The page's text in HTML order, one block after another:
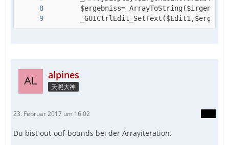
alpines
天照大神
23. Februar 2017 um 16:02
Du bist out-ouf-bounds bei der Arrayiteration.